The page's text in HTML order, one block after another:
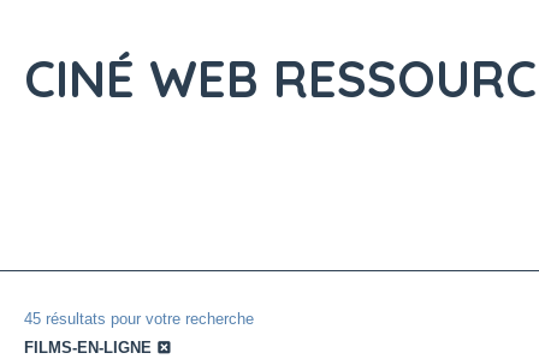
CINÉ WEB
45 résultats pour votre recherche
FILMS-EN-LIGNE